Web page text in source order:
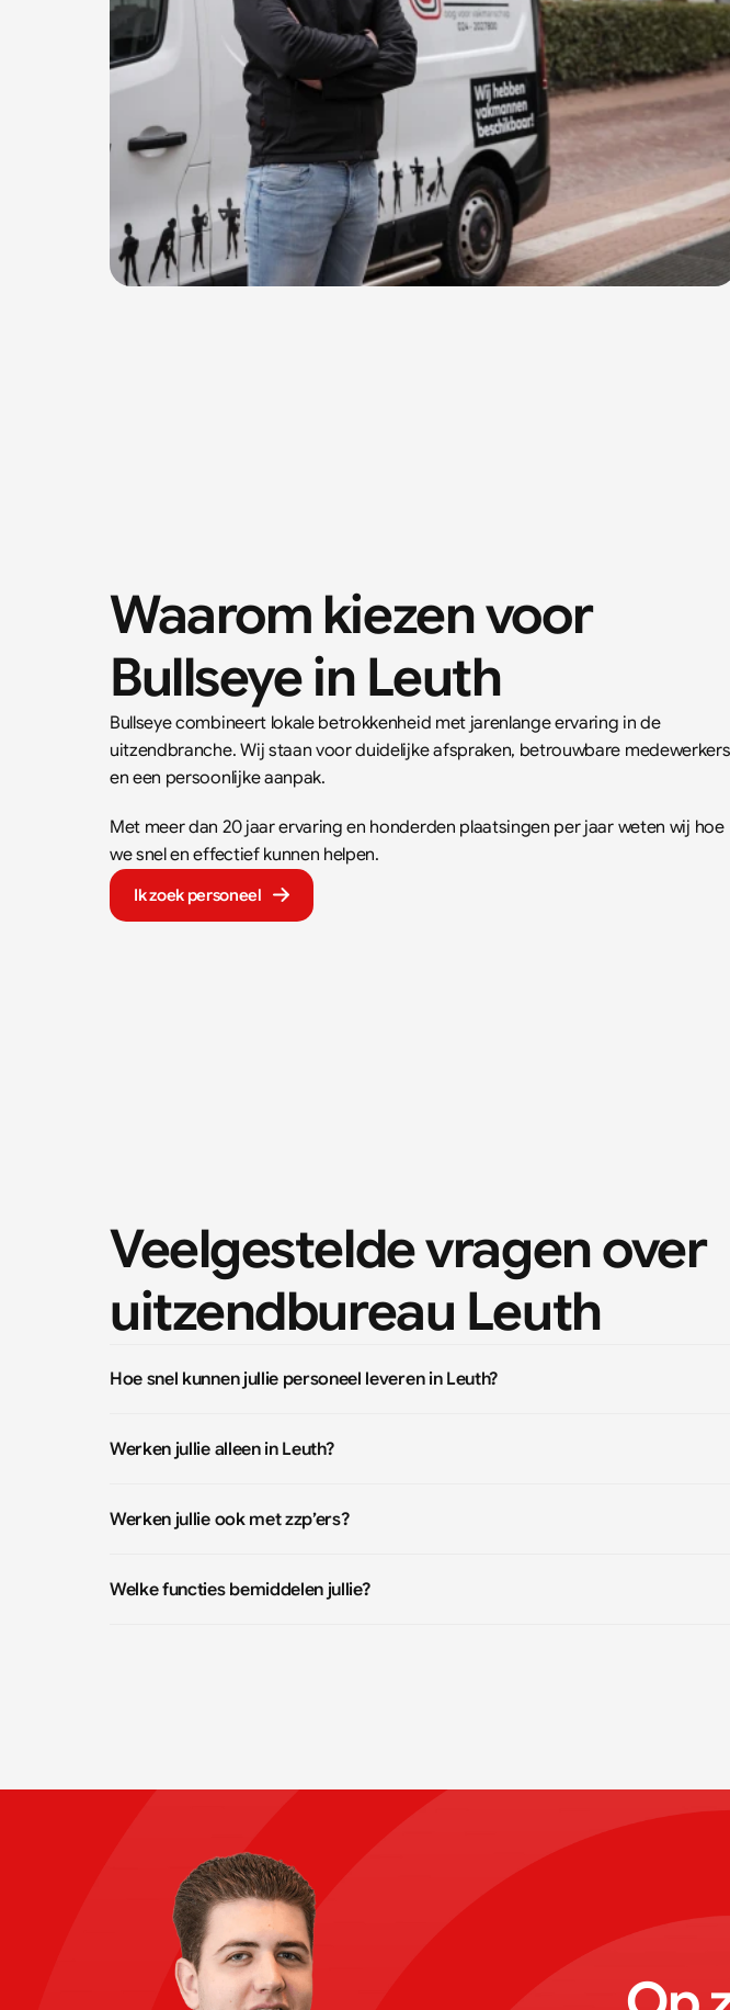
Waarom kiezen voor
Bullseye in Leuth
Bullseye combineert lokale betrokkenheid met jarenlange ervaring in de
uitzendbranche. Wij staan voor duidelijke afspraken, betrouwbare medewerkers
en een persoonlijke aanpak.
Met meer dan 20 jaar ervaring en honderden plaatsingen per jaar weten wij hoe
we snel en effectief kunnen helpen.
Ik zoek personeel
Veelgestelde vragen over
uitzendbureau Leuth
Hoe snel kunnen jullie personeel leveren in Leuth?
Werken jullie alleen in Leuth?
Werken jullie ook met zzp’ers?
Welke functies bemiddelen jullie?